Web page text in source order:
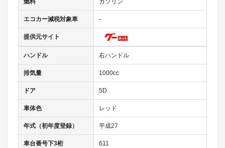
エコカー減税対象車 -
提供元サイト
ハンドル 右ハンドル
排気量 1000cc
ドア 5D
車体色 レッド
年式（初年度登録） 平成27
車台番号下3桁 611